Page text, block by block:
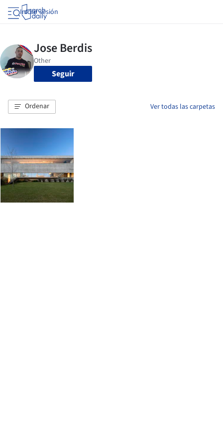
Iniciar sesión
Seguir
Ordenar Ver todas las carpetas